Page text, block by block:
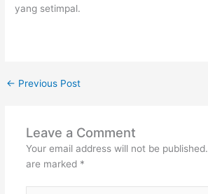
yang setimpal.
← Previous Post
Leave a Comment
Your email address will not be published.
are marked *